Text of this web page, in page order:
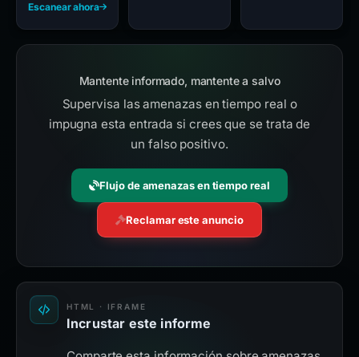
Escanear ahora
Mantente informado, mantente a salvo
Supervisa las amenazas en tiempo real o
impugna esta entrada si crees que se trata de
un falso positivo.
Flujo de amenazas en tiempo real
Reclamar este anuncio
HTML · IFRAME
Incrustar este informe